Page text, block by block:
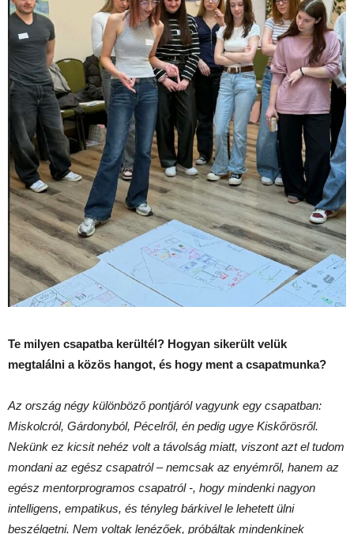
Te milyen csapatba kerültél? Hogyan sikerült velük
megtalálni a közös hangot, és hogy ment a csapatmunka?
Az ország négy különböző pontjáról vagyunk egy csapatban:
Miskolcról, Gárdonyból, Pécelről, én pedig ugye Kiskőrösről.
Nekünk ez kicsit nehéz volt a távolság miatt, viszont azt el tudom
mondani az egész csapatról – nemcsak az enyémről, hanem az
egész mentorprogramos csapatról -, hogy mindenki nagyon
intelligens, empatikus, és tényleg bárkivel le lehetett ülni
beszélgetni. Nem voltak lenézőek, próbáltak mindenkinek